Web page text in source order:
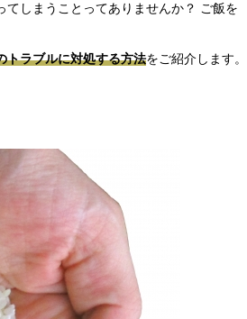
しまうことってありませんか？ ご飯を
トラブルに対処する方法をご紹介します。